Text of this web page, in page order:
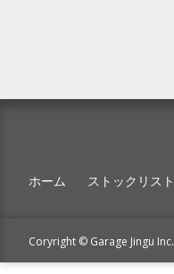
ホーム ストックリスト
Coryright © Garage Jingu Inc.